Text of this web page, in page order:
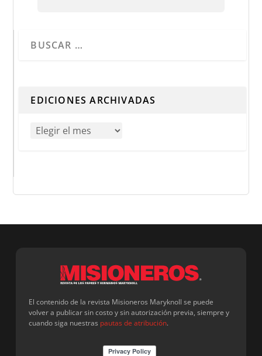
EDICIONES ARCHIVADAS
El contenido de la revista Misioneros Maryknoll se puede
volver a publicar sin costo y sin autorización previa, siempre y
cuando siga nuestras pautas de atribución.